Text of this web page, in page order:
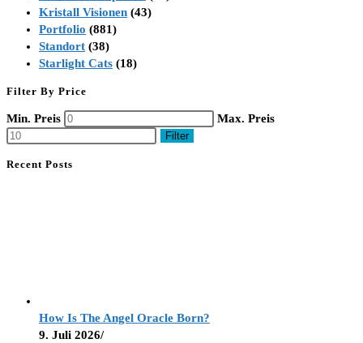
Kristall Visionen (43)
Portfolio (881)
Standort (38)
Starlight Cats (18)
Filter By Price
Min. Preis Max. Preis
Filter
Recent Posts
How Is The Angel Oracle Born?
9. Juli 2026/